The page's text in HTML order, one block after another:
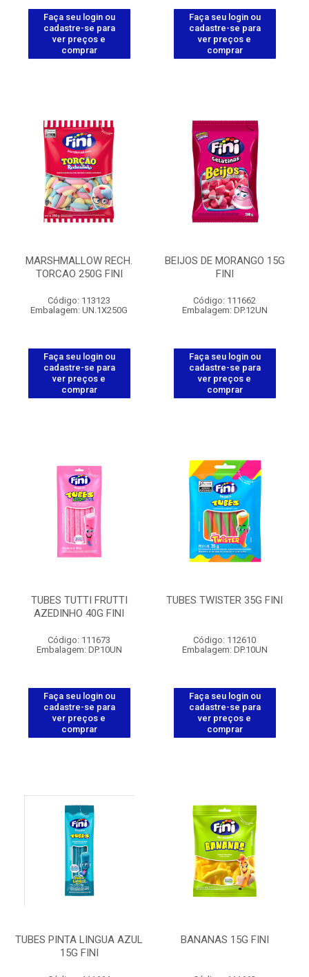
Faça seu login ou
cadastre-se para
ver preços e
comprar
Faça seu login ou
cadastre-se para
ver preços e
comprar
MARSHMALLOW RECH.
TORCAO 250G FINI
Código: 113123
Embalagem: UN.1X250G
Faça seu login ou
cadastre-se para
ver preços e
comprar
BEIJOS DE MORANGO 15G
FINI
Código: 111662
Embalagem: DP.12UN
Faça seu login ou
cadastre-se para
ver preços e
comprar
TUBES TUTTI FRUTTI
AZEDINHO 40G FINI
Código: 111673
Embalagem: DP.10UN
Faça seu login ou
cadastre-se para
ver preços e
comprar
TUBES TWISTER 35G FINI
Código: 112610
Embalagem: DP.10UN
Faça seu login ou
cadastre-se para
ver preços e
comprar
TUBES PINTA LINGUA AZUL
15G FINI
BANANAS 15G FINI